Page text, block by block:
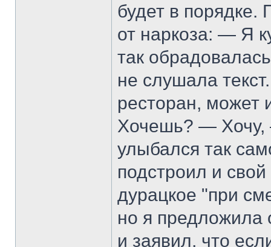
будет в порядке.
от наркоза: — Я
так
не слушала
ресторан, может
Хочешь? — Хочу,
улыбался так
подстроил и
дурацкое "при
но я предложила
и заявил, что